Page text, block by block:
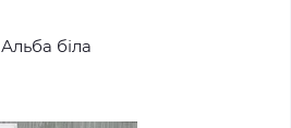
Альба біла